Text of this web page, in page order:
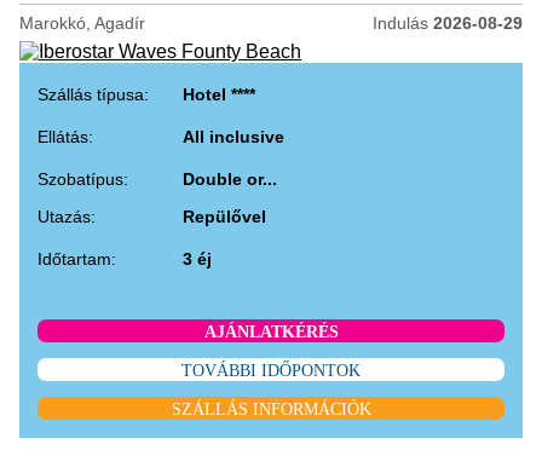
Marokkó, Agadír Indulás 2026-08-29
Szállás típusa: Hotel ****
Ellátás: All inclusive
Szobatípus:
Double or...
Utazás:
Repülővel
Időtartam: 3 éj
AJÁNLATKÉRÉS
TOVÁBBI IDŐPONTOK
SZÁLLÁS INFORMÁCIÓK